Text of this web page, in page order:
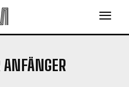
ANFÄNGER